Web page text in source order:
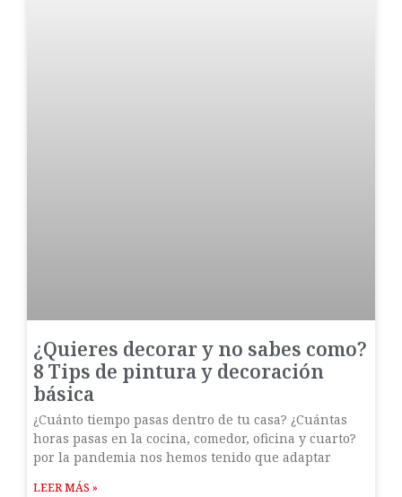
¿Quieres decorar y no sabes como?
8 Tips de pintura y decoración
básica
¿Cuánto tiempo pasas dentro de tu casa? ¿Cuántas
horas pasas en la cocina, comedor, oficina y cuarto?
por la pandemia nos hemos tenido que adaptar
LEER MÁS »